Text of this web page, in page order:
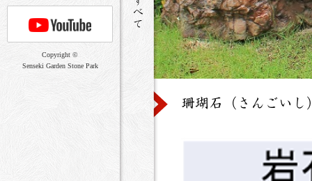
Copyright ©
Senseki Garden Stone Park
珊瑚石（さんごいし